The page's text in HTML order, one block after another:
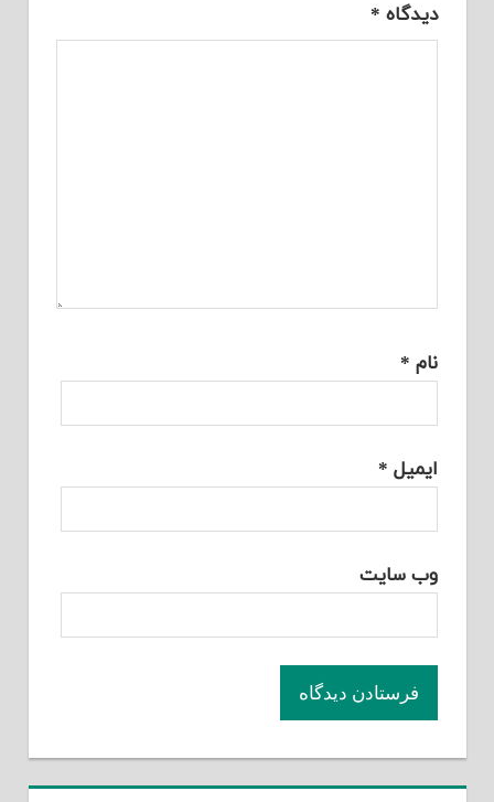
دیدگاه *
نام *
ایمیل *
وب‌ سایت